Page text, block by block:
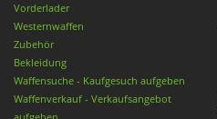
Vorderlader
Westernwaffen
Zubehör
Bekleidung
Waffensuche - Kaufgesuch aufgeben
Waffenverkauf - Verkaufsangebot